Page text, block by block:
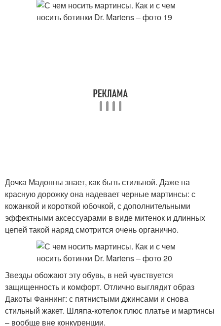
Дочка Мадонны знает, как быть стильной. Даже на
красную дорожку она надевает черные мартинсы: с
кожанкой и короткой юбочкой, с дополнительными
эффектными аксессуарами в виде митенок и длинных
цепей такой наряд смотрится очень органично.
Звезды обожают эту обувь, в ней чувствуется
защищенность и комфорт. Отлично выглядит образ
Дакоты Фаннинг: с пятнистыми джинсами и снова
стильный жакет. Шляпа-котелок плюс платье и мартинсы
– вообще вне конкуренции.